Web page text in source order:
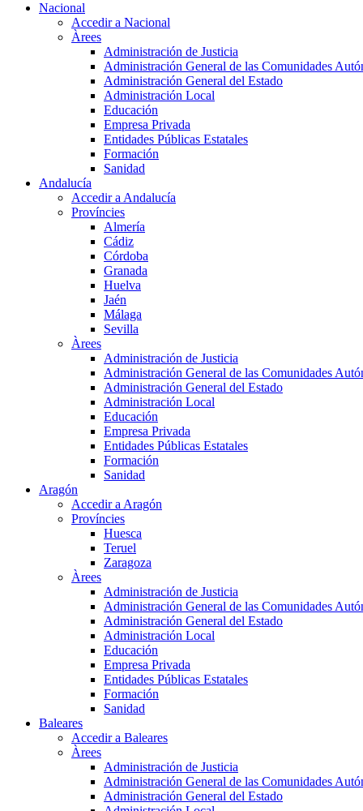
Nacional
Accedir a Nacional
Àrees
Administración de Justicia
Administración General de las Comunidades
Administración General del Estado
Administración Local
Educación
Empresa Privada
Entidades Públicas Estatales
Formación
Sanidad
Andalucía
Accedir a Andalucía
Províncies
Almería
Cádiz
Córdoba
Granada
Huelva
Jaén
Málaga
Sevilla
Àrees
Administración de Justicia
Administración General de las Comunidades
Administración General del Estado
Administración Local
Educación
Empresa Privada
Entidades Públicas Estatales
Formación
Sanidad
Aragón
Accedir a Aragón
Províncies
Huesca
Teruel
Zaragoza
Àrees
Administración de Justicia
Administración General de las Comunidades
Administración General del Estado
Administración Local
Educación
Empresa Privada
Entidades Públicas Estatales
Formación
Sanidad
Baleares
Accedir a Baleares
Àrees
Administración de Justicia
Administración General de las Comunidades
Administración General del Estado